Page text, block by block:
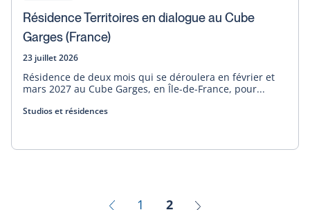
Résidence Territoires en dialogue au Cube
Garges (France)
23 juillet 2026
Résidence de deux mois qui se déroulera en février et
mars 2027 au Cube Garges, en Île-de-France, pour...
Studios et résidences
1 2